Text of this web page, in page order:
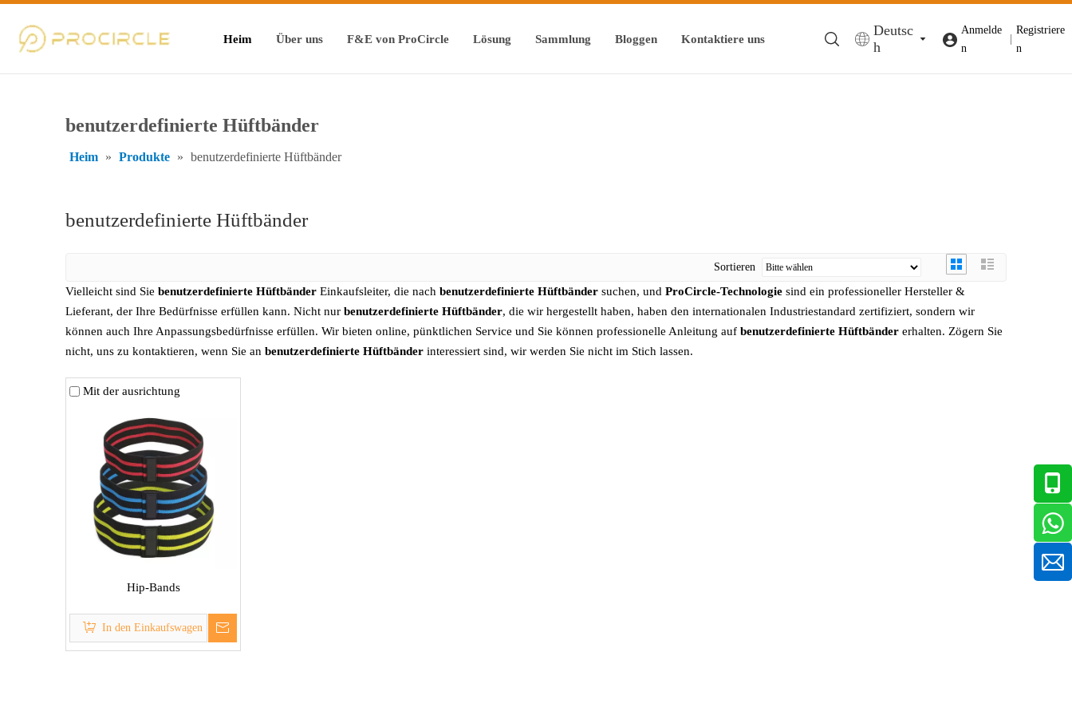
Heim Über uns F&E von ProCircle Lösung Sammlung Bloggen Kontaktiere uns
Deutsc
h
Anmelde
n
Registriere
n
benutzerdefinierte Hüftbänder
Heim » Produkte » benutzerdefinierte Hüftbänder
benutzerdefinierte Hüftbänder
Sortieren
Vielleicht sind Sie benutzerdefinierte Hüftbänder Einkaufsleiter, die nach benutzerdefinierte Hüftbänder suchen, und ProCircle-Technologie sind ein professioneller Hersteller &
Lieferant, der Ihre Bedürfnisse erfüllen kann. Nicht nur benutzerdefinierte Hüftbänder, die wir hergestellt haben, haben den internationalen Industriestandard zertifiziert, sondern wir
können auch Ihre Anpassungsbedürfnisse erfüllen. Wir bieten online, pünktlichen Service und Sie können professionelle Anleitung auf benutzerdefinierte Hüftbänder erhalten. Zögern Sie
nicht, uns zu kontaktieren, wenn Sie an benutzerdefinierte Hüftbänder interessiert sind, wir werden Sie nicht im Stich lassen.
Mit der ausrichtung
Hip-Bands
In den Einkaufswagen